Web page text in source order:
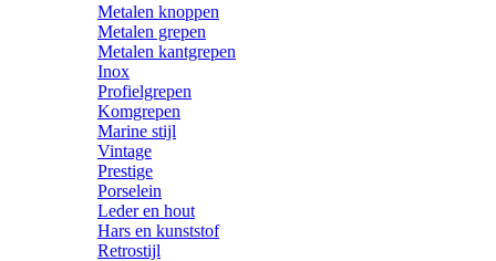
Metalen knoppen
Metalen grepen
Metalen kantgrepen
Inox
Profielgrepen
Komgrepen
Marine stijl
Vintage
Prestige
Porselein
Leder en hout
Hars en kunststof
Retrostijl